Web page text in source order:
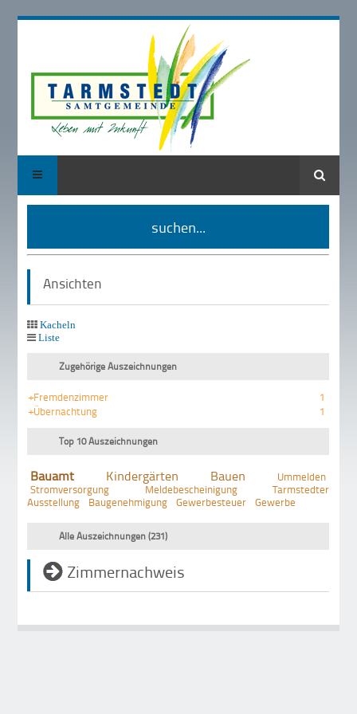
Suche
suchen...
Ansichten
Kacheln
Liste
Zugehörige Auszeichnungen
+Fremdenzimmer
1
+Übernachtung
1
Top 10 Auszeichnungen
Bauamt Kindergärten Bauen
Ummelden
Stromversorgung
Meldebescheinigung
Tarmstedter
Ausstellung
Baugenehmigung Gewerbesteuer Gewerbe
Alle Auszeichnungen (231)
Zimmernachweis